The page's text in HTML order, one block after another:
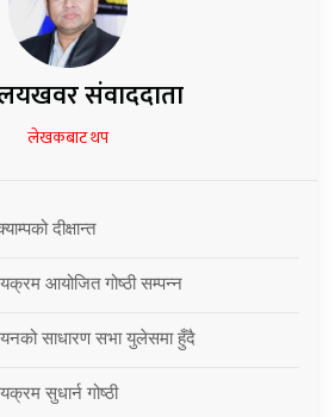
संवाददाता
लेखकबाट थप
दीक्षान्त
आयोजित गोष्ठी सम्पन्न
साधारण सभा युलेसमा हुँदै
सुधार्न गोष्ठी